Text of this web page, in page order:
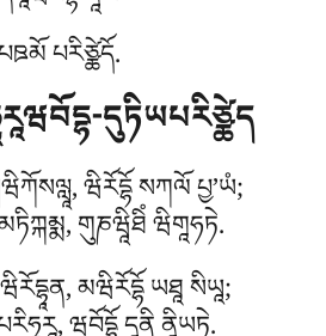
པརིཙྪེདོ.
དུཏིཡཔརིཙྪེད
ཝིརོདྷོ སཀལོ པྱ’ཡཾ;
གུཎཝཱིཐིཾ ཝིགཱཧཏེ.
མཝིརོདྷོ ཡཐཱ སིཡཱ;